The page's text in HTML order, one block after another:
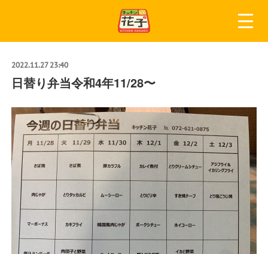
2022.11.27 23:40
日替り弁当令和4年11/28〜